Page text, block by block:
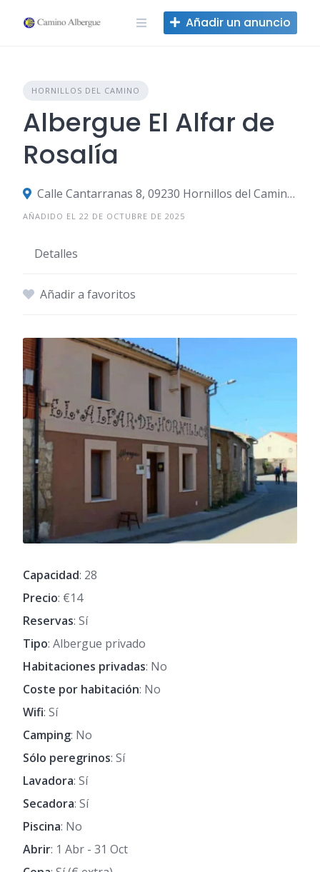
Añadir un anuncio
HORNILLOS DEL CAMINO
Albergue El Alfar de
Rosalía
Calle Cantarranas 8, 09230 Hornillos del Camino, Burgos, España
AÑADIDO EL 22 DE OCTUBRE DE 2025
Detalles
Añadir a favoritos
Capacidad: 28
Precio: €14
Reservas: Sí
Tipo: Albergue privado
Habitaciones privadas: No
Coste por habitación: No
Wifi: Sí
Camping: No
Sólo peregrinos: Sí
Lavadora: Sí
Secadora: Sí
Piscina: No
Abrir: 1 Abr - 31 Oct